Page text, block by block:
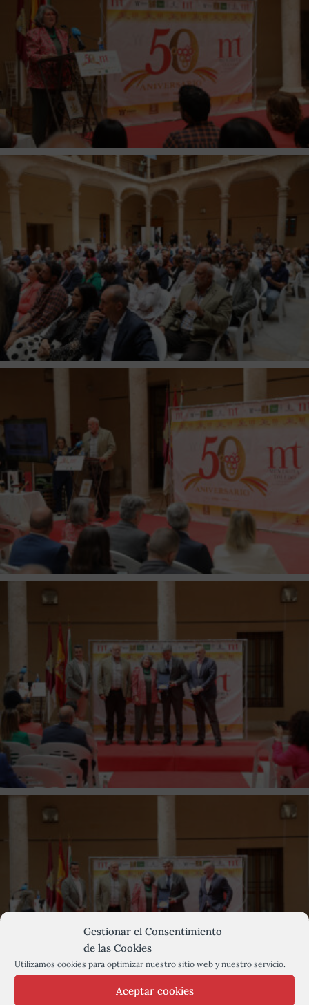
Gestionar el Consentimiento
de las Cookies
Utilizamos cookies para optimizar nuestro sitio web y nuestro servicio.
Aceptar cookies